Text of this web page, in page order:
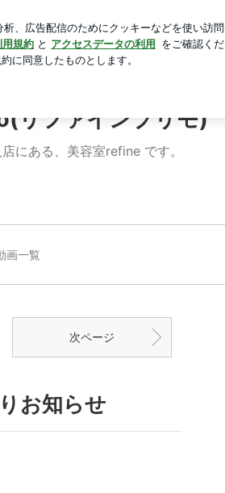
新規登録
リファインプリモ)
にある、美容室refine です。
画一覧
次ページ
お知らせ